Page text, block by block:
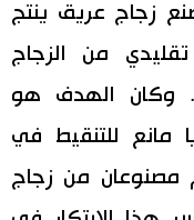
زجاج عريق ينتج
من الزجاج
وكان الهدف هو
مانع للتنقيط في
مصنوعان من زجاج